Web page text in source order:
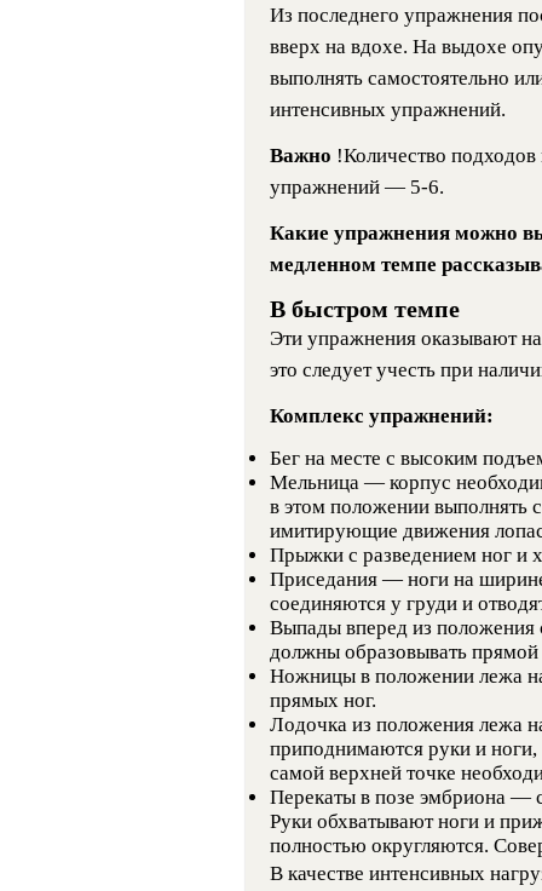
Из последнего упражнения
вверх на вдохе. На выдохе
выполнять самостоятельно
интенсивных упражнений.
Важно !Количество
упражнений — 5-6.
Какие упражнения можно
медленном темпе
В быстром темпе
Эти упражнения оказывают
это следует учесть при
Комплекс упражнений:
Бег на месте с высоким
Мельница — корпус
в этом положении выполнять
имитирующие движения
Прыжки с разведением ног и
Приседания — ноги на
соединяются у груди и
Выпады вперед из положения
должны образовывать прямой
Ножницы в положении лежа
прямых ног.
Лодочка из положения лежа
приподнимаются руки и
самой верхней точке
Перекаты в позе эмбриона —
Руки обхватывают ноги и
полностью округляются.
В качестве интенсивных